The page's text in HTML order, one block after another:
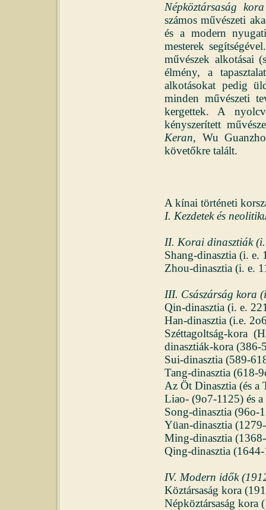
Népköztársaság
számos művészeti
és a modern
mesterek
művészek alkotásai
élmény, a
alkotásokat pedig
minden művészeti
kergettek. A
kényszerített
Keran, Wu
követőkre talált.
A kínai történeti
I. Kezdetek és
II. Korai dinasztiák
Shang-dinasztia (i. e.
Zhou-dinasztia (i. e.
III. Császárság kora
Qin-dinasztia (i. e.
Han-dinasztia (i.e.
Széttagoltság-kora
dinasztiák-kora (386-
Sui-dinasztia (589-
Tang-dinasztia (618-
Az Öt Dinasztia (és a
Liao- (9o7-1125) és
Song-dinasztia (96o-
Yüan-dinasztia
Ming-dinasztia
Qing-dinasztia
IV. Modern idők
Köztársaság kora
Népköztársaság kora